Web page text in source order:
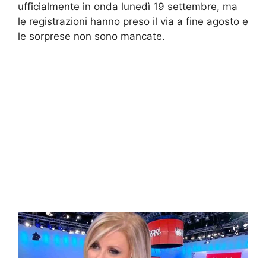
ufficialmente in onda lunedì 19 settembre, ma
le registrazioni hanno preso il via a fine agosto e
le sorprese non sono mancate.